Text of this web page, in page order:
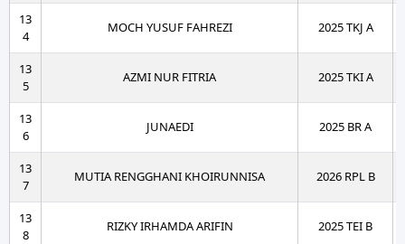
13
4
MOCH YUSUF FAHREZI 2025 TKJ A
13
5
AZMI NUR FITRIA 2025 TKI A
13
6
JUNAEDI 2025 BR A
13
7
MUTIA RENGGHANI KHOIRUNNISA 2026 RPL B
13
8
RIZKY IRHAMDA ARIFIN 2025 TEI B